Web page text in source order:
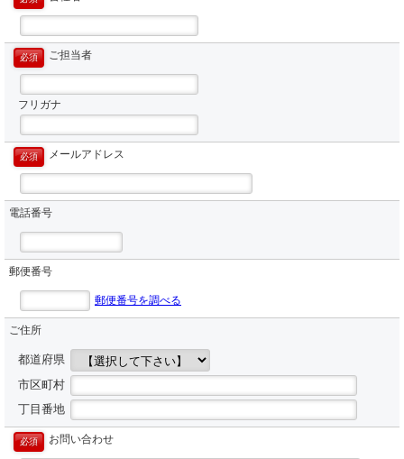
必須 ご担当者
フリガナ
必須 メールアドレス
電話番号
郵便番号
郵便番号を調べる
ご住所
都道府県
市区町村
丁目番地
必須 お問い合わせ